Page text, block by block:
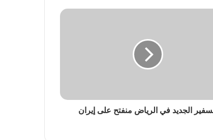
الجديد في الرياض منفتح على إيران